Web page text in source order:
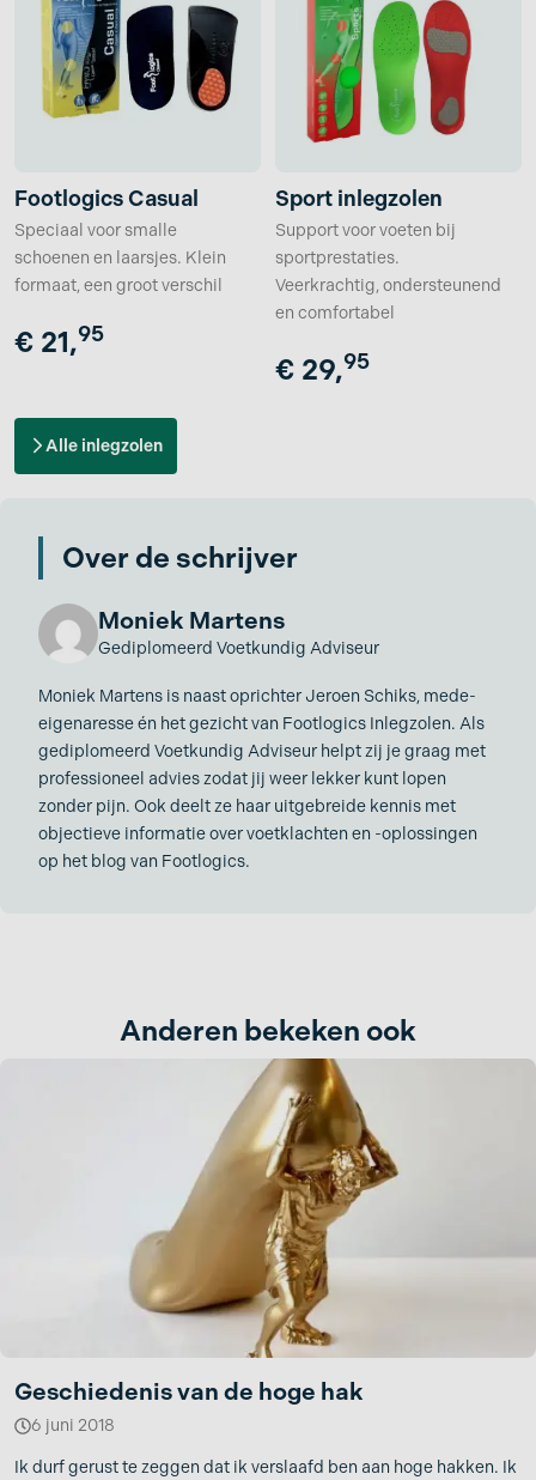
Footlogics Casual
Speciaal voor smalle
schoenen en laarsjes. Klein
formaat, een groot verschil
€ 21,95
Sport inlegzolen
Support voor voeten bij
sportprestaties.
Veerkrachtig, ondersteunend
en comfortabel
€ 29,95
Alle inlegzolen
Over de schrijver
Moniek Martens
Gediplomeerd Voetkundig Adviseur
Moniek Martens is naast oprichter Jeroen Schiks, mede-
eigenaresse én het gezicht van Footlogics Inlegzolen. Als
gediplomeerd Voetkundig Adviseur helpt zij je graag met
professioneel advies zodat jij weer lekker kunt lopen
zonder pijn. Ook deelt ze haar uitgebreide kennis met
objectieve informatie over voetklachten en -oplossingen
op het blog van Footlogics.
Anderen bekeken ook
Geschiedenis van de hoge hak
6 juni 2018
Ik durf gerust te zeggen dat ik verslaafd ben aan hoge hakken. Ik